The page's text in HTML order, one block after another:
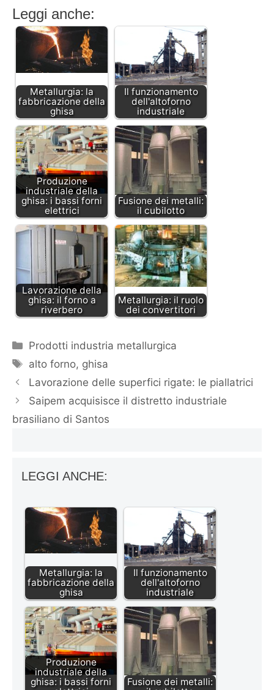
Leggi anche:
Metallurgia: la
fabbricazione della
ghisa
Il funzionamento
dell'altoforno
industriale
Produzione
industriale della
ghisa: i bassi forni
elettrici
Fusione dei metalli:
il cubilotto
Lavorazione della
ghisa: il forno a
riverbero
Metallurgia: il ruolo
dei convertitori
Categorie
Prodotti industria metallurgica
Tag
alto forno, ghisa
Lavorazione delle superfici rigate: le piallatrici
Saipem acquisisce il distretto industriale
brasiliano di Santos
LEGGI ANCHE:
Metallurgia: la
fabbricazione della
ghisa
Il funzionamento
dell'altoforno
industriale
Produzione
industriale della
ghisa: i bassi forni
Fusione dei metalli: